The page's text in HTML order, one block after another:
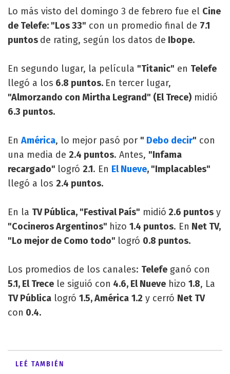
Lo más visto del domingo 3 de febrero fue el Cine
de Telefe: "Los 33" con un promedio final de 7.1
puntos de rating, según los datos de Ibope.
En segundo lugar, la película "Titanic" en Telefe
llegó a los 6.8 puntos. En tercer lugar,
"Almorzando con Mirtha Legrand" (El Trece) midió
6.3 puntos.
En América, lo mejor pasó por " Debo decir" con
una media de 2.4 puntos. Antes, "Infama
recargado" logró 2.1. En El Nueve, "Implacables"
llegó a los 2.4 puntos.
En la TV Pública, "Festival País" midió 2.6 puntos y
"Cocineros Argentinos" hizo 1.4 puntos. En Net TV,
"Lo mejor de Como todo" logró 0.8 puntos.
Los promedios de los canales: Telefe ganó con
5.1, El Trece le siguió con 4.6, El Nueve hizo 1.8, La
TV Pública logró 1.5, América 1.2 y cerró Net TV
con 0.4.
LEÉ TAMBIÉN